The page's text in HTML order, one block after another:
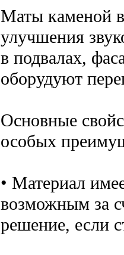
Маты каменой
улучшения
в подвалах,
оборудуют
Основные
особых
• Материал
возможным за
решение, если